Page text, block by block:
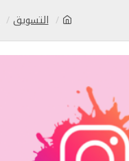
التسويق